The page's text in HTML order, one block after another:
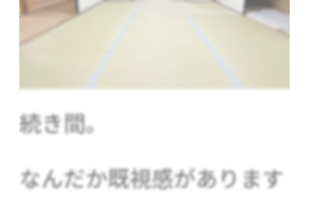
続き間。
なんだか既視感があります